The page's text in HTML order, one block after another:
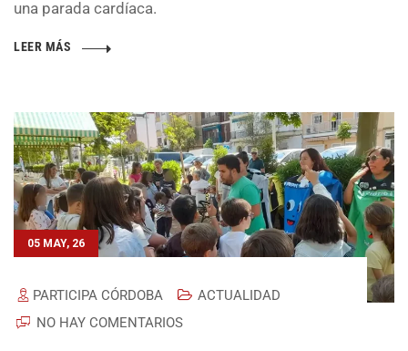
una parada cardíaca.
LEER MÁS
05 MAY, 26
PARTICIPA CÓRDOBA
ACTUALIDAD
NO HAY COMENTARIOS